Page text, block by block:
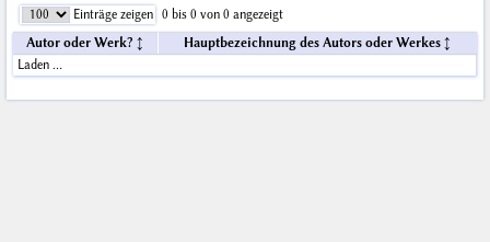
Einträge zeigen
0 bis 0 von 0 angezeigt
Autor oder Werk?
Hauptbezeichnung des Autors oder Werkes
Laden …